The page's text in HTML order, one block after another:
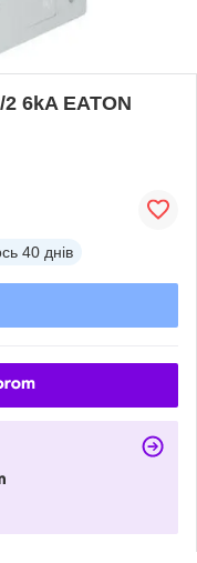
6kA EATON
40 днів